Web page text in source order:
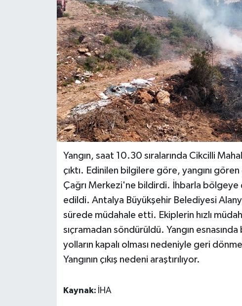
Yangın, saat 10.30 sıralarında Cikcilli
çıktı. Edinilen bilgilere göre, yangını
Çağrı Merkezi'ne bildirdi. İhbarla bölgeye
edildi. Antalya Büyükşehir Belediyesi
sürede müdahale etti. Ekiplerin hızlı
sıçramadan söndürüldü. Yangın
yolların kapalı olması nedeniyle geri
Yangının çıkış nedeni araştırılıyor.
Kaynak: İHA
Haberler
KANALV Spor
Kültür Sanat
Magazin
Öğle Bülteni
Teknoloji